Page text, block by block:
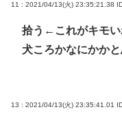
11 : 2021/04/13(火) 23:35:21.38
拾う←これがキモ
犬ころかなにかか
13 : 2021/04/13(火) 23:35:41.01